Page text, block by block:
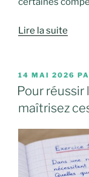
Lire la suite
PUBLIÉ
LE
14 MAI 2026
Pour réussir
maîtrisez